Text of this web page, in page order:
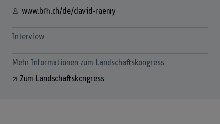
www.bfh.ch/de/david-raemy
Interview
Mehr Informationen zum Landschaftskongress
Zum Landschaftskongress